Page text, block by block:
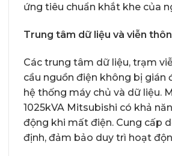
ứng tiêu chuẩn khắt khe của
Trung tâm dữ liệu và viễn
Các trung tâm dữ liệu, trạm
cầu nguồn điện không bị gián
hệ thống máy chủ và dữ liệu.
1025kVA Mitsubishi có khả
động khi mất điện. Cung cấp
định, đảm bảo duy trì hoạt